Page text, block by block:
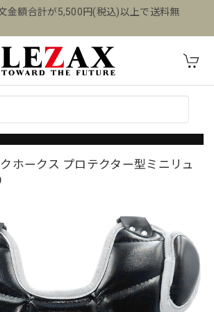
金額合計が5,500円(税込)以上で送料無
ホークス プロテクター型ミニリュ